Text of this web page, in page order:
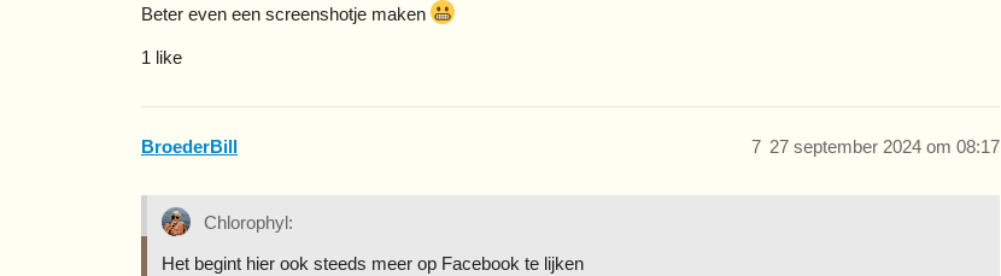
Beter even een screenshotje maken
1 like
BroederBill 27 september 2024 om 08:17
7
Chlorophyl:
Het begint hier ook steeds meer op Facebook te lijken